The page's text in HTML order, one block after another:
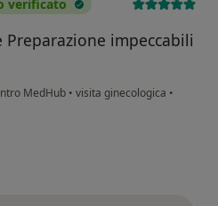
verificato
Preparazione impeccabili
MedHub • visita ginecologica •